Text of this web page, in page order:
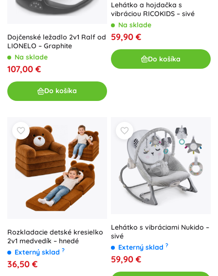
Dojčenské ležadlo 2v1 Ralf od
LIONELO – Graphite
Na sklade
107,00 €
Do košíka
Lehátko a hojdačka s
vibráciou RICOKIDS – sivé
Na sklade
59,90 €
Do košíka
Rozkladacie detské kresielko
2v1 medvedík – hnedé
Externý sklad ?
36,50 €
Lehátko s vibráciami Nukido –
sivé
Externý sklad ?
59,90 €